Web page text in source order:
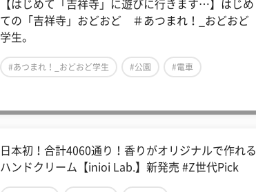
【はじめて「吉祥寺」に遊びに行きます…】はじめ
ての「吉祥寺」おどおど ＃あつまれ！_おどおど
学生。
#あつまれ！_おどおど学生 #公園 #電車
日本初！合計4060通り！香りがオリジナルで作れる
ハンドクリーム【inioi Lab.】新発売 #Z世代Pick